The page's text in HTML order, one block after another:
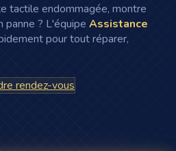
tactile endommagée, montre
panne ? L'équipe Assistance
pour tout réparer,
rendez-vous